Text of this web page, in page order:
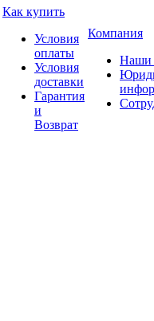
Как купить
Условия
оплаты
Условия
доставки
Гарантия
и
Возврат
Компания
Наши